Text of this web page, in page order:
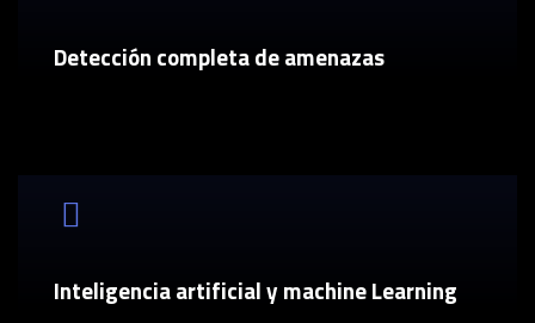
Detección completa de amenazas
Inteligencia artificial y machine Learning